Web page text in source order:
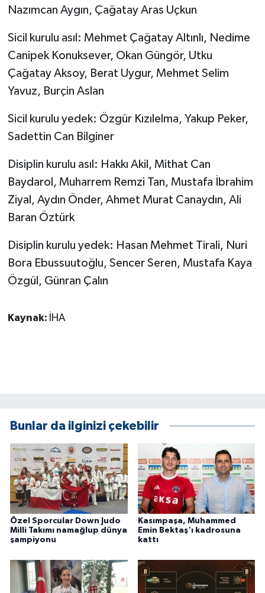
Nazımcan Aygın, Çağatay Aras Uçkun
Sicil kurulu asıl: Mehmet Çağatay Altınlı, Nedime
Canipek Konuksever, Okan Güngör, Utku
Çağatay Aksoy, Berat Uygur, Mehmet Selim
Yavuz, Burçin Aslan
Sicil kurulu yedek: Özgür Kızılelma, Yakup Peker,
Sadettin Can Bilginer
Disiplin kurulu asıl: Hakkı Akil, Mithat Can
Baydarol, Muharrem Remzi Tan, Mustafa İbrahim
Ziyal, Aydın Önder, Ahmet Murat Canaydın, Ali
Baran Öztürk
Disiplin kurulu yedek: Hasan Mehmet Tirali, Nuri
Bora Ebussuutoğlu, Sencer Seren, Mustafa Kaya
Özgül, Günran Çalın
Kaynak: İHA
Bunlar da ilginizi çekebilir
Özel Sporcular Down Judo
Milli Takımı namağlup dünya
şampiyonu
Kasımpaşa, Muhammed
Emin Bektaş'ı kadrosuna
kattı